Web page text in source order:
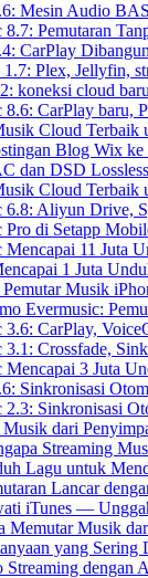
Mesin Audio
8.7: Pemutaran
CarPlay
Plex, Jellyfin,
koneksi cloud
8.6: CarPlay baru,
Cloud Terbaik
Blog Wix
dan DSD
Cloud Terbaik
6.8: Aliyun Drive,
Pro di Setapp
Mencapai 11 Juta
1 Juta
Musik
Evermusic:
3.6: CarPlay,
3.1: Crossfade,
Mencapai 3 Juta
Sinkronisasi
2.3: Sinkronisasi
Musik dari
Streaming
Lagu untuk
Lancar
iTunes —
Memutar Musik
yang Sering
dengan